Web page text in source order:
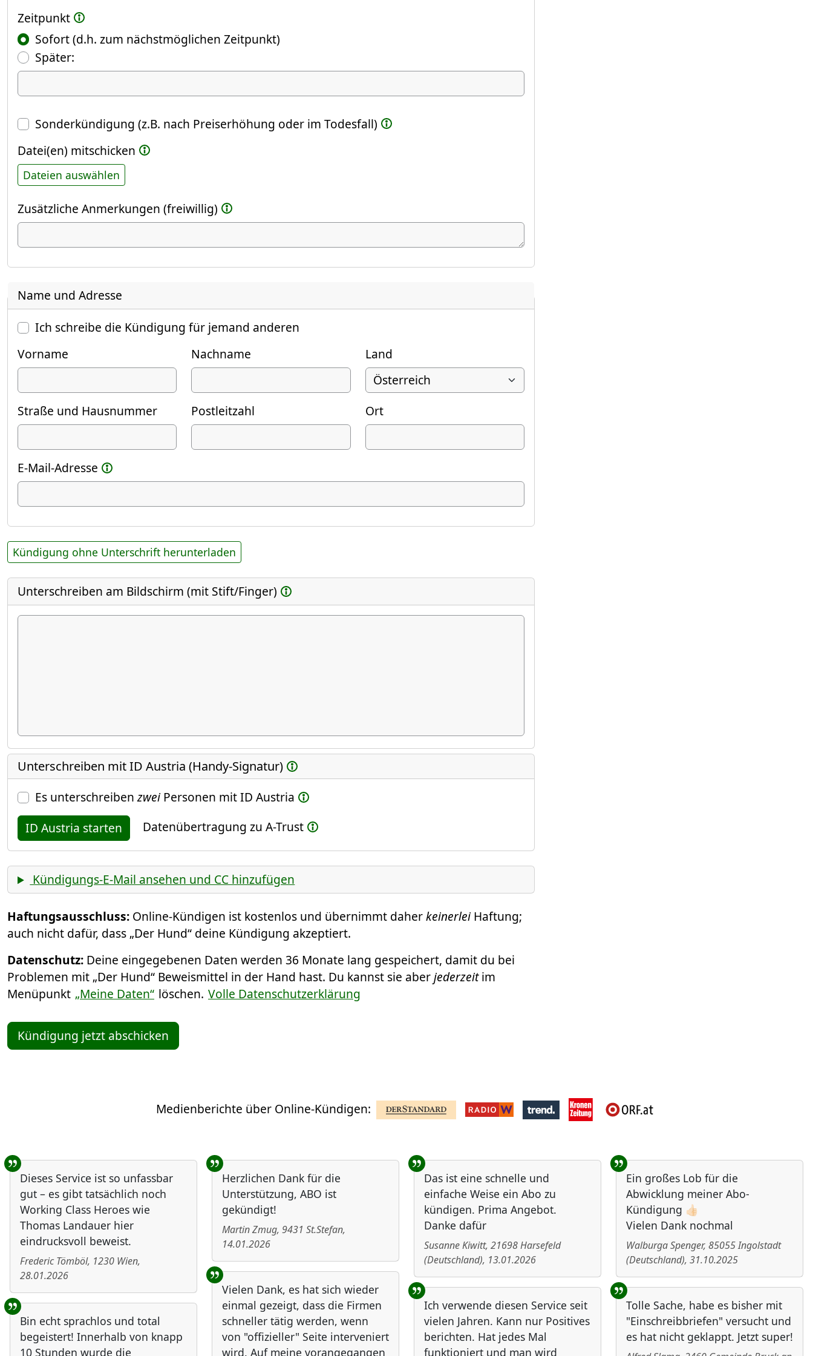
Zeitpunkt
Sofort (d.h. zum nächstmöglichen Zeitpunkt)
Später:(Fokus springt automatisch ins nächste Feld)
Datum
Sonderkündigung (z.B. nach Preiserhöhung oder im Todesfall)
Datei(en) mitschicken
Dateien auswählen
Zusätzliche Anmerkungen (freiwillig)
Name und Adresse
Ich schreibe die Kündigung für jemand anderen
Vorname
Nachname Land
Straße und Hausnummer Postleitzahl Ort
E-Mail-Adresse
Kündigung ohne Unterschrift herunterladen
Unterschreiben am Bildschirm (mit Stift/Finger)
Unterschreiben mit ID Austria (Handy-Signatur)
Es unterschreibenzweiPersonen mit ID Austria
ID Austria starten
Datenübertragung zu A-Trust
Kündigungs-E-Mail ansehen und CC hinzufügen
Haftungsausschluss: Online-Kündigen ist kostenlos und übernimmt daherkeinerlei Haftung;
auch nicht dafür, dass „Der Hund“ deine Kündigung akzeptiert.
Datenschutz: Deine eingegebenen Daten werden 36 Monate lang gespeichert, damit du bei
Problemen mit „Der Hund“ Beweismittel in der Hand hast. Du kannst sie aberjederzeitim
Menüpunkt „Meine Daten“ löschen. Volle Datenschutzerklärung
Kündigung jetzt abschicken
Medienberichte über Online-Kündigen:
Benutzer-Rückmeldungen
Dieses Service ist so unfassbar
gut – es gibt tatsächlich noch
Working Class Heroes wie
Thomas Landauer hier
eindrucksvoll beweist.
Frederic Tömböl, 1230 Wien,
28.01.2026
Herzlichen Dank für die
Unterstützung, ABO ist
gekündigt!
Martin Zmug, 9431 St.Stefan,
14.01.2026
Das ist eine schnelle und
einfache Weise ein Abo zu
kündigen. Prima Angebot.
Danke dafür
Susanne Kiwitt, 21698Harsefeld
(Deutschland), 13.01.2026
Ein großes Lob für die
Abwicklung meiner Abo-
Kündigung 👍🏻
Vielen Dank nochmal
Walburga Spenger, 85055Ingolstadt
(Deutschland), 31.10.2025
Vielen Dank, es hat sich wieder
einmal gezeigt, dass die Firmen
schneller tätig werden, wenn
von "offizieller" Seite interveniert
wird. Auf meine vorangegangen
Ich verwende diesen Service seit
vielen Jahren. Kann nur Positives
berichten. Hat jedes Mal
funktioniert und man wird
Tolle Sache, habe es bisher mit
"Einschreibbriefen" versucht und
es hat nicht geklappt. Jetzt super!
Bin echt sprachlos und total
begeistert! Innerhalb von knapp
10 Stunden wurde die